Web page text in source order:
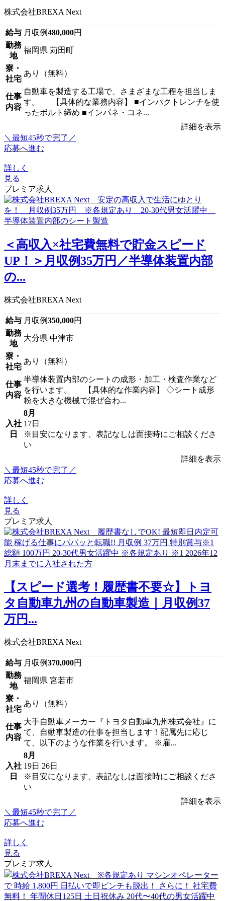
株式会社BREXA Next
給与 月収例480,000円
勤務
地
福岡県 苅田町
寮・
社宅
あり（無料）
仕事
内容
自動車を製造する工場で、さまざまな工程を担当しま
す。 【具体的な業務内容】 ■インパクトレンチを使
ったボルト締め ■インパネ・コネ...
詳細を表示
＼最短45秒で完了／
応募へ進む
詳しく
見る
プレミア求人
＜高収入×社宅費無料で貯金スピード
UP！＞月収例35万円／半導体装置内部
の...
株式会社BREXA Next
給与 月収例350,000円
勤務
地
大分県 中津市
寮・
社宅
あり（無料）
仕事
内容
半導体装置内部のシートの成形・加工・検査作業など
を行います。 【具体的な作業内容】 ◇シート成形
粉を大きな機械で混ぜ合わ...
入社
日
8月
17日
※目安になります、表記なしは面接時にご相談くださ
い
詳細を表示
＼最短45秒で完了／
応募へ進む
詳しく
見る
プレミア求人
【スピード選考！履歴書不要☆】トヨ
タ自動車九州の自動車製造｜月収例37
万円...
株式会社BREXA Next
給与 月収例370,000円
勤務
地
福岡県 宮若市
寮・
社宅
あり（無料）
仕事
内容
大手自動車メーカー『トヨタ自動車九州株式会社』に
て、自動車製造の仕事を担当します！配属先に応じ
て、以下のような作業を行います。 ※雇...
入社
日
8月
19日 26日
※目安になります、表記なしは面接時にご相談くださ
い
詳細を表示
＼最短45秒で完了／
応募へ進む
詳しく
見る
プレミア求人